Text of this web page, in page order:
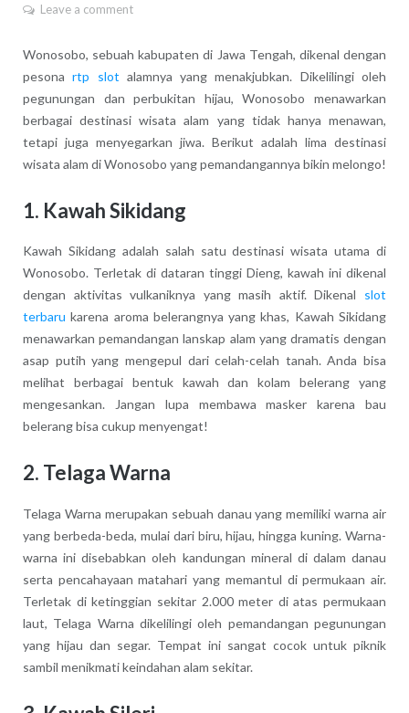
Leave a comment
Wonosobo, sebuah kabupaten di Jawa Tengah, dikenal dengan
pesonartp slot alamnya yang menakjubkan. Dikelilingi oleh
pegunungan dan perbukitan hijau, Wonosobo menawarkan
berbagai destinasi wisata alam yang tidak hanya menawan,
tetapi juga menyegarkan jiwa. Berikut adalah lima destinasi
wisata alam di Wonosobo yang pemandangannya bikin melongo!
1. Kawah Sikidang
Kawah Sikidang adalah salah satu destinasi wisata utama di
Wonosobo. Terletak di dataran tinggi Dieng, kawah ini dikenal
dengan aktivitas vulkaniknya yang masih aktif. Dikenal slot
terbaru karena aroma belerangnya yang khas, Kawah Sikidang
menawarkan pemandangan lanskap alam yang dramatis dengan
asap putih yang mengepul dari celah-celah tanah. Anda bisa
melihat berbagai bentuk kawah dan kolam belerang yang
mengesankan. Jangan lupa membawa masker karena bau
belerang bisa cukup menyengat!
2. Telaga Warna
Telaga Warna merupakan sebuah danau yang memiliki warna air
yang berbeda-beda, mulai dari biru, hijau, hingga kuning. Warna-
warna ini disebabkan oleh kandungan mineral di dalam danau
serta pencahayaan matahari yang memantul di permukaan air.
Terletak di ketinggian sekitar 2.000 meter di atas permukaan
laut, Telaga Warna dikelilingi oleh pemandangan pegunungan
yang hijau dan segar. Tempat ini sangat cocok untuk piknik
sambil menikmati keindahan alam sekitar.